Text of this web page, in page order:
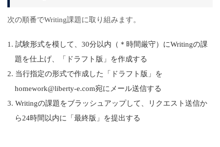
次の順番でWriting課題に取り組みます。
試験形式を模して、30分以内（＊時間厳守）にWritingの課
題を仕上げ、「ドラフト版」を作成する
当行指定の形式で作成した「ドラフト版」を
homework@liberty-e.com宛にメール送信する
Writingの課題をブラッシュアップして、リクエスト送信か
ら24時間以内に「最終版」を提出する